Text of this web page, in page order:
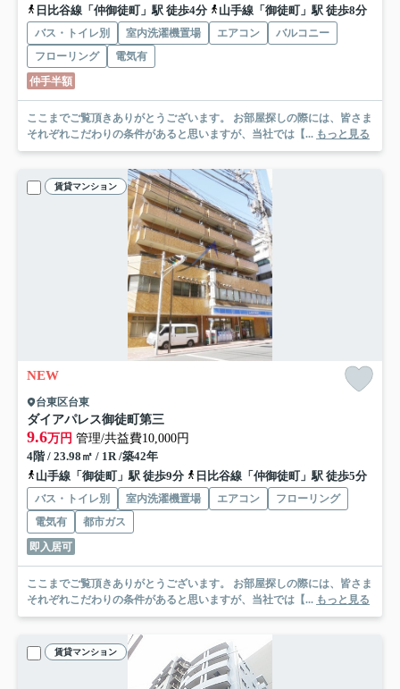
日比谷線「仲御徒町」駅 徒歩4分
山手線「御徒町」駅 徒歩8分
バス・トイレ別 室内洗濯機置場 エアコン
バルコニー
フローリング
電気有
仲手半額
ここまでご覧頂きありがとうございます。 お部屋探しの際には、皆さま
それぞれこだわりの条件があると思いますが、当社では【... もっと見る
賃貸マンション
NEW
台東区台東
ダイアパレス御徒町第三
9.6万円 管理/共益費10,000円
4階 / 23.98㎡ / 1R /築42年
山手線「御徒町」駅 徒歩9分
日比谷線「仲御徒町」駅 徒歩5分
バス・トイレ別 室内洗濯機置場 エアコン
フローリング
電気有
都市ガス
即入居可
ここまでご覧頂きありがとうございます。 お部屋探しの際には、皆さま
それぞれこだわりの条件があると思いますが、当社では【... もっと見る
賃貸マンション